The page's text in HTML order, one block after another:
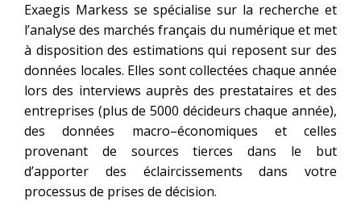
Exaegis Markess se spécialise sur la recherche et
l’analyse des marchés français du numérique et met
à disposition des estimations qui reposent sur des
données locales. Elles sont collectées chaque année
lors des interviews auprès des prestataires et des
entreprises (plus de 5000 décideurs chaque année),
des données macro–économiques et celles
provenant de sources tierces dans le but
d’apporter des éclaircissements dans votre
processus de prises de décision.